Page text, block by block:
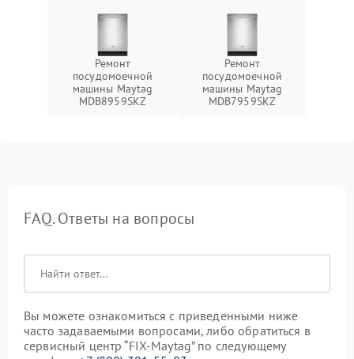
Ремонт
посудомоечной
машины Maytag
MDB8959SKZ
Ремонт
посудомоечной
машины Maytag
MDB7959SKZ
FAQ. Ответы на вопросы
Вы можете ознакомиться с приведенными ниже
часто задаваемыми вопросами, либо обратиться в
сервисный центр “FIX-Maytag” по следующему